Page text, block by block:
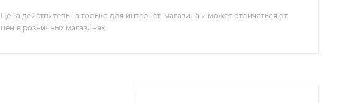
Цена действительна только для интернет-магазина и может отличаться от
цен в розничных магазинах